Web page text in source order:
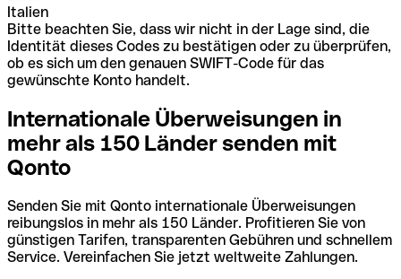
Italien
Bitte beachten Sie, dass wir nicht in der Lage sind, die
Identität dieses Codes zu bestätigen oder zu überprüfen,
ob es sich um den genauen SWIFT-Code für das
gewünschte Konto handelt.
Internationale Überweisungen in
mehr als 150 Länder senden mit
Qonto
Senden Sie mit Qonto internationale Überweisungen
reibungslos in mehr als 150 Länder. Profitieren Sie von
günstigen Tarifen, transparenten Gebühren und schnellem
Service. Vereinfachen Sie jetzt weltweite Zahlungen.